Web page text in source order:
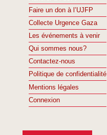
Faire un don à l’UJFP
Collecte Urgence Gaza
Les événements à venir
Qui sommes nous?
Contactez-nous
Politique de confidentialité
Mentions légales
Connexion